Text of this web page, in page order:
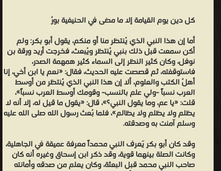
أجاب، فتكلم آخر النهار فقال: «ما فعل رسول الله صلى الله عليه وسلم؟»،
فمسوا منه بألسنتهم وعذلوه، وقالوا لأمه أم الخير: «انظري أن تطعميه
شيئاً أو تسقيه إياه»، فلما خلت به ألحت عليه، وجعل يقول: «ما فعل
رسول الله صلى الله عليه وسلم؟»، فقالت: «والله ما لي علم بصاحبك»،
فقال: «اذهبي إلى أم جميل بنت الخطاب فاسأليها عنه»، فخرجت حتى
جاءت أم جميل (وكانت تخفي إٍسلامها)، فقالت: «إن أبا بكر يسألك عن
محمد بن عبد الله»، فقالت: «ما أعرف أبا بكر ولا محمد بن عبد الله، وإن
كنت تحبين أن أذهب معك إلى ابنك؟»، قالت: «نعم»، فمضت معها حتى
وجدت أبا بكر صريعاً دنفاً، فدنت أم جميل، وأعلنت بالصياح وقالت: «والله
إن قوماً نالوا منك لأهلُ فسق وكفر، إنني لأرجو أن ينتقم الله لك منهم»،
قال: «فما فعل رسول الله صلى الله عليه وسلم؟» قالت: «هذه أمك
تسمع»، قال: «فلا شيء عليك منها»، قالت: «سالمٌ صالحٌ»، قال: «أين
كل دين يوم القيامة إلا ما مضى في الحنيفية بورُ
أما إن هذا النبي الذي يُنتظر منا أو منكم، يقول أبو بكر: ولم
أكن سمعت قبل ذلك بنبي يُنتظر ويُبعث، فخرجت أريد ورقة بن
نوفل، وكان كثير النظر إلى السماء كثير همهمة الصدر،
فاستوقفته، ثم قصصت عليه الحديث، فقال: «نعم يا ابن أخي، إنا
أهلُ الكتب والعلوم، ألا إن هذا النبي الذي يُنتظر من أوسط
العرب نسباً -ولي علم بالنسب- وقومك أوسط العرب نسباً»،
قلت: «يا عم، وما يقول النبي؟»، قال: «يقول ما قيل له، إلا أنه لا
يظلم ولا يظلم ولا يظالم»، فلما بُعث رسول الله صلى الله عليه
وسلم آمنت به وصدقته.
وقد كان أبو بكر يَعرف النبي محمداً معرفة عميقة في الجاهلية،
وكانت الصلة بينهما قوية، وقد ذكر ابن إسحاق وغيره أنه كان
صاحب النبي محمد قبل البعثة، وكان يعلم من صدقه وأمانته